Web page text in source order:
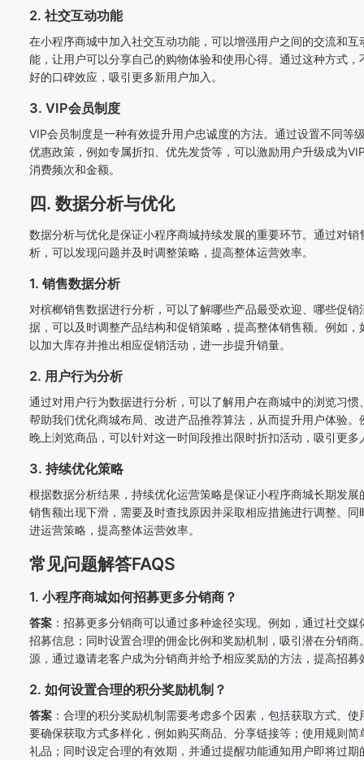
2. 社交互动功能
在小程序商城中加入社交互动功能，可以增强用户之间的交流和
能，让用户可以分享自己的购物体验和使用心得。通过这种方式
好的口碑效应，吸引更多新用户加入。
3. VIP会员制度
VIP会员制度是一种有效提升用户忠诚度的方法。通过设置不同等
优惠政策，例如专属折扣、优先发货等，可以激励用户升级成为
消费频次和金额。
四. 数据分析与优化
数据分析与优化是保证小程序商城持续发展的重要环节。通过对
析，可以发现问题并及时调整策略，提高整体运营效率。
1. 销售数据分析
对槟榔销售数据进行分析，可以了解哪些产品最受欢迎、哪些促
据，可以及时调整产品结构和促销策略，提高整体销售额。例如
以加大库存并推出相应促销活动，进一步提升销量。
2. 用户行为分析
通过对用户行为数据进行分析，可以了解用户在商城中的浏览习
帮助我们优化商城布局、改进产品推荐算法，从而提升用户体验
晚上浏览商品，可以针对这一时间段推出限时折扣活动，吸引更多
3. 持续优化策略
根据数据分析结果，持续优化运营策略是保证小程序商城长期发
销售额出现下滑，需要及时查找原因并采取相应措施进行调整。
进运营策略，提高整体运营效率。
常见问题解答FAQS
1. 小程序商城如何招募更多分销商？
答案 ：招募更多分销商可以通过多种途径实现。例如，通过社交
招募信息；同时设置合理的佣金比例和奖励机制，吸引潜在分销
源，通过邀请老客户成为分销商并给予相应奖励的方法，提高招募
2. 如何设置合理的积分奖励机制？
答案 ：合理的积分奖励机制需要考虑多个因素，包括获取方式、
要确保获取方式多样化，例如购买商品、分享链接等；使用规则
礼品；同时设定合理的有效期，并通过提醒功能通知用户即将过